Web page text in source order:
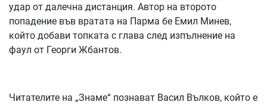
удар от далечна дистанция. Автор на второто
попадение във вратата на Парма бе Емил Минев,
който добави топката с глава след изпълнение на
фаул от Георги Жбантов.
Читателите на „Знаме“ познават Васил Вълков, който е